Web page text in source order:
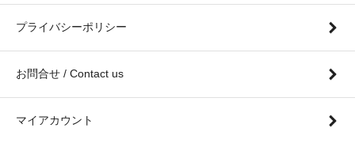
プライバシーポリシー
お問合せ / Contact us
マイアカウント